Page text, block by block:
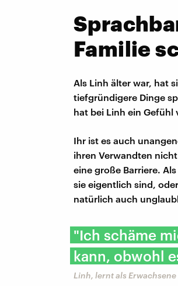
Familie
Als Linh älter war, hat
tiefgründigere Dinge
hat bei Linh ein Gefühl
Ihr ist es auch
ihren Verwandten
eine große Barriere.
sie eigentlich sind,
natürlich auch
"Ich schäme
kann, obwohl
Linh, lernt als